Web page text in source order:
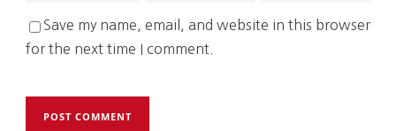
Save my name, email, and website in this browser
for the next time I comment.